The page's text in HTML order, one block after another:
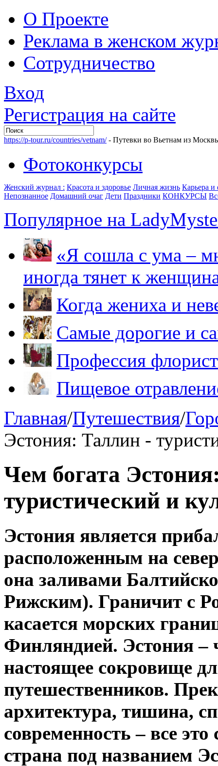
О Проекте
Реклама в женском
Сотрудничество
Вход
Регистрация на сайте
https://p-tour.ru/countries/vetnam/- Путевки во Вьетнам из
Фотоконкурсы
Женский журнал : Красота и здоровье Личная жизнь Карьера
Непознанное Домашний очаг Дети Праздники КОНКУРСЫ
Популярное на
«Я сошла с ума –
иногда тянет к
Когда жениха и
Самые дорогие и
Профессия
Пищевое
Главная/Путешествия/
Эстония: Таллин -
Чем богата
туристический и
Эстония является
расположенным на
она заливами
Рижским). Граничит с
касается морских
Финляндией. Эстония –
настоящее сокровище
путешественников.
архитектура, тишина,
современность – все
страна под названием